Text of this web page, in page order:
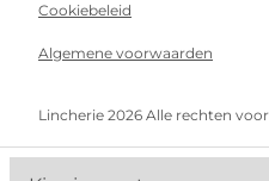
Cookiebeleid
Algemene voorwaarden
Lincherie 2026 Alle rechten